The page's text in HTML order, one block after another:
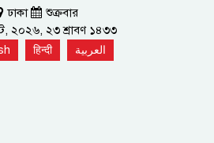
ঢাকা
শুক্রবার
২০২৬, ২৩ শ্রাবণ ১৪৩৩
हिन्दी العربية